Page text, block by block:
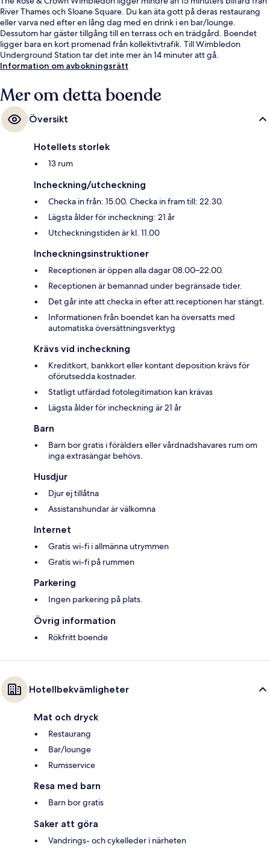
River Thames och Sloane Square. Du kan äta gott på deras restaurang
eller varva ned efter en lång dag med en drink i en bar/lounge.
Dessutom har gäster tillgång till en terrass och en trädgård. Boendet
ligger bara en kort promenad från kollektivtrafik. Till Wimbledon
Underground Station tar det inte mer än 14 minuter att gå.
Information om avbokningsrätt
Mer om detta boende
Översikt
Hotellets storlek
13 rum
Incheckning/utcheckning
Checka in från: 15.00. Checka in fram till: 22.30.
Lägsta ålder för incheckning: 21 år
Utcheckningstiden är kl. 11.00
Incheckningsinstruktioner
Receptionen är öppen alla dagar 08.00–22.00.
Receptionen är bemannad under begränsade tider.
Det går inte att checka in efter att receptionen har stängt.
Informationen från boendet kan ha översatts med
automatiska översättningsverktyg
Krävs vid incheckning
Kreditkort, bankkort eller kontant deposition krävs för
oförutsedda kostnader.
Statligt utfärdad fotolegitimation kan krävas
Lägsta ålder för incheckning är 21 år
Barn
Barn bor gratis i förälders eller vårdnadshavares rum om
inga extrasängar behövs.
Husdjur
Djur ej tillåtna
Assistanshundar är välkomna
Internet
Gratis wi-fi i allmänna utrymmen
Gratis wi-fi på rummen
Parkering
Ingen parkering på plats.
Övrig information
Rökfritt boende
Hotellbekvämligheter
Mat och dryck
Restaurang
Bar/lounge
Rumsservice
Resa med barn
Barn bor gratis
Saker att göra
Vandrings- och cykelleder i närheten